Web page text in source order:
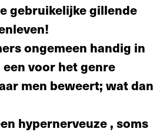
gebruikelijke gillende
ongemeen handig in
voor het genre
men beweert; wat dan
hyperner­veuze , soms